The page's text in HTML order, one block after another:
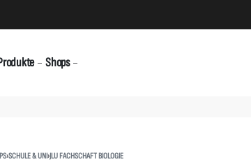
Shops
›SCHULE & UNI›JLU FACHSCHAFT BIOLOGIE